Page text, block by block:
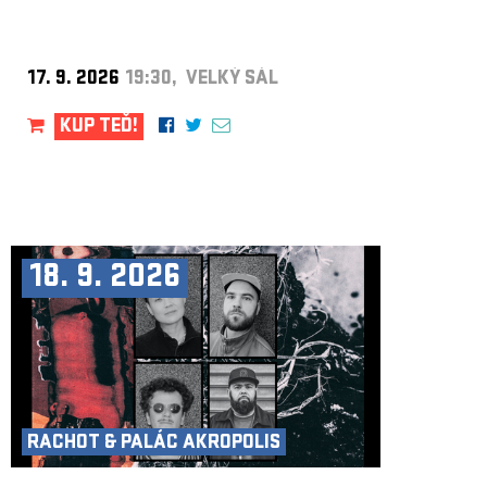
17. 9. 2026 19:30, VELKÝ SÁL
KUP TEĎ!
18. 9. 2026
RACHOT & PALÁC AKROPOLIS